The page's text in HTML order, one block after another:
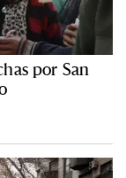
por San